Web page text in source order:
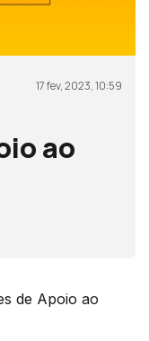
17 fev, 2023, 10:59
ao
de Apoio ao